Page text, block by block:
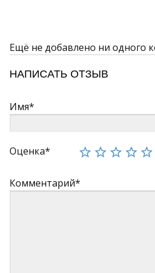
Ещё не добавлено ни одного
НАПИСАТЬ ОТЗЫВ
Имя*
Оценка*
Комментарий*